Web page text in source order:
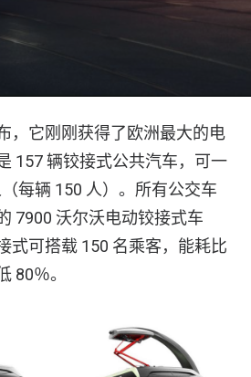
，它刚刚获得了欧洲最大的电
157 辆铰接式公共汽车，可一
每辆 150 人）。所有公交车
7900 沃尔沃电动铰接式车
式可搭载 150 名乘客，能耗比
80％。